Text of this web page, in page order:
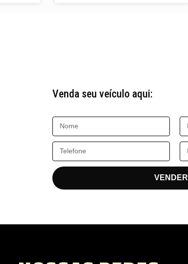
Venda seu veículo aqui:
VENDER